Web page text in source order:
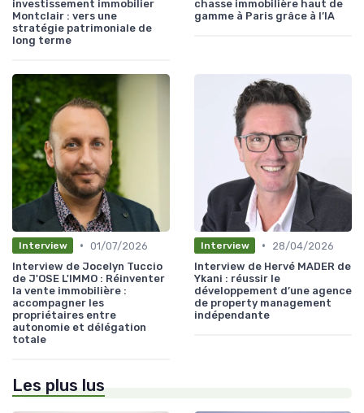
investissement immobilier
Montclair : vers une
stratégie patrimoniale de
long terme
chasse immobilière haut de
gamme à Paris grâce à l’IA
Interview • 01/07/2026
Interview de Jocelyn Tuccio
de J'OSE L'IMMO : Réinventer
la vente immobilière :
accompagner les
propriétaires entre
autonomie et délégation
totale
Interview •
28/04/2026
Interview de Hervé MADER de
Ykani : réussir le
développement d’une agence
de property management
indépendante
Les plus lus